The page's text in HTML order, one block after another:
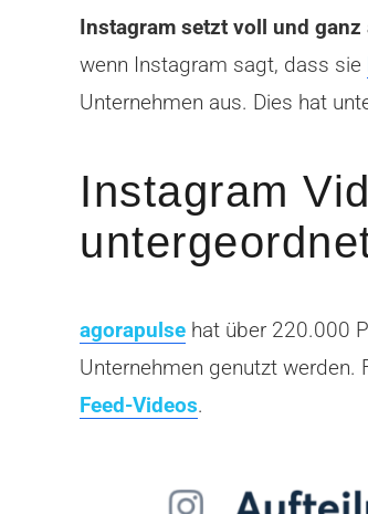
Instagram setzt voll und ganz
wenn Instagram sagt, dass sie
Unternehmen aus. Dies hat
Instagram
agorapulse hat über 220.000
Unternehmen genutzt
Feed-Videos.